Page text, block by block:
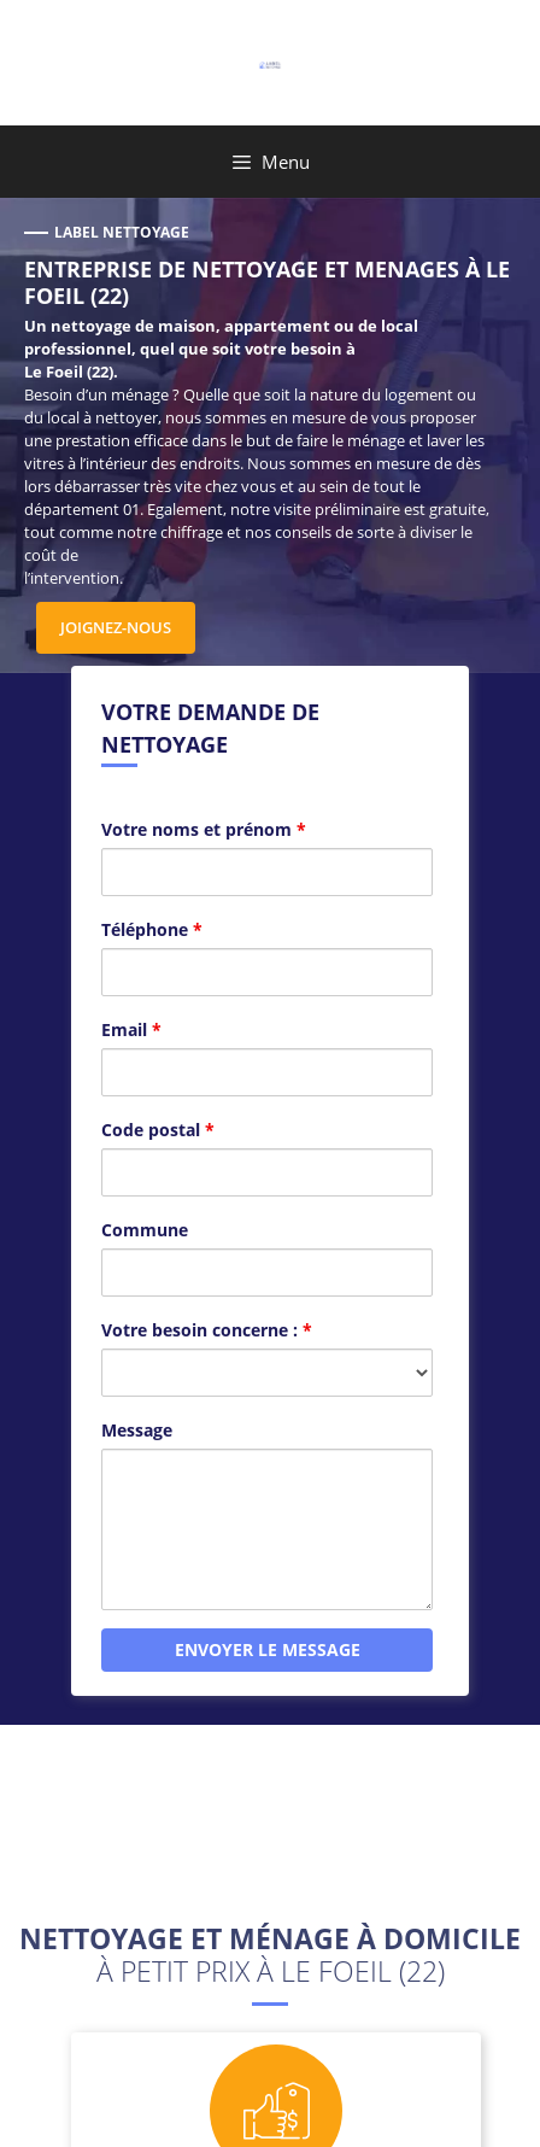
Menu
LABEL NETTOYAGE
ENTREPRISE DE NETTOYAGE ET MENAGES À LE
FOEIL (22)
Un nettoyage de maison, appartement ou de local
professionnel, quel que soit votre besoin à
Le Foeil (22).
Besoin d’un ménage ? Quelle que soit la nature du logement ou
du local à nettoyer, nous sommes en mesure de vous proposer
une prestation efficace dans le but de faire le ménage et laver les
vitres à l’intérieur des endroits. Nous sommes en mesure de dès
lors débarrasser très vite chez vous et au sein de tout le
département 01. Egalement, notre visite préliminaire est gratuite,
tout comme notre chiffrage et nos conseils de sorte à diviser le
coût de
l’intervention.
JOIGNEZ-NOUS
VOTRE DEMANDE DE
NETTOYAGE
Votre noms et prénom *
Téléphone *
Email *
Code postal *
Commune
Votre besoin concerne : *
Message
NETTOYAGE ET MÉNAGE À DOMICILE
À PETIT PRIX À LE FOEIL (22)